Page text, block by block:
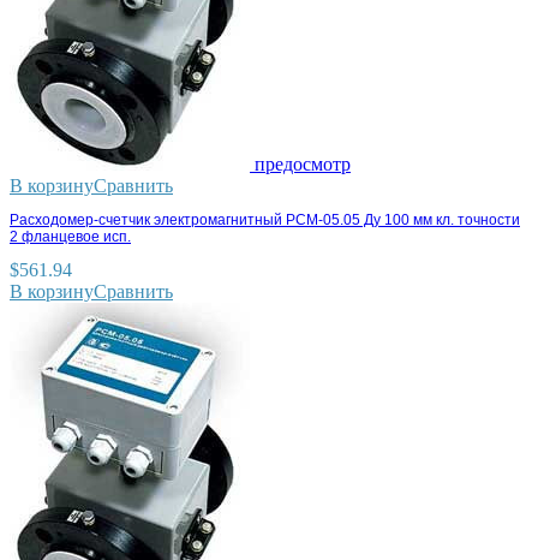
предосмотр
В корзинуСравнить
Расходомер-счетчик электромагнитный РСМ-05.05 Ду 100 мм кл. точности
2 фланцевое исп.
$561.94
В корзинуСравнить